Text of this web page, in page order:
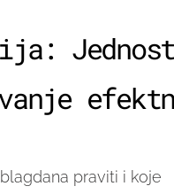
praviti i koje